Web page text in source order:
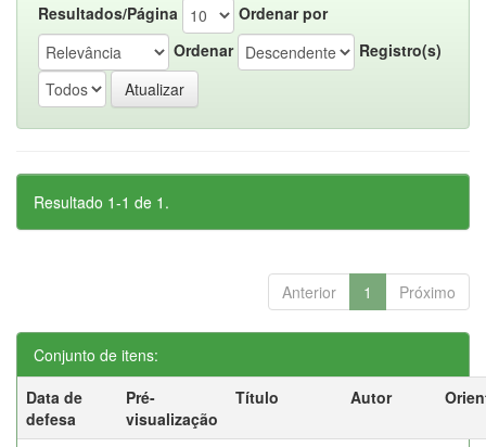
Resultados/Página
Ordenar por
Ordenar
Registro(s)
Resultado 1-1 de 1.
Anterior 1 Próximo
Conjunto de itens:
Data de
defesa
Pré-
visualização
Título Autor